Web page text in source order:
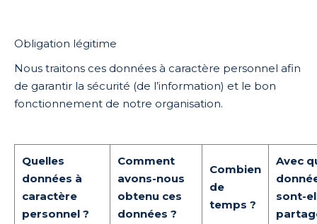
Obligation légitime
Nous traitons ces données à caractère personnel afin
de garantir la sécurité (de l’information) et le bon
fonctionnement de notre organisation.
Quelles
données à
caractère
personnel ?
Comment
avons-nous
obtenu ces
données ?
Combien
de
temps ?
Avec
sont-